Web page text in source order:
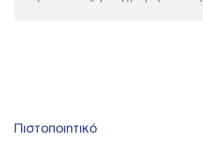
Πιστοποιητικό